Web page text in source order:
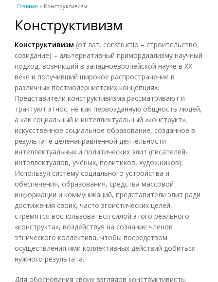
Вы здесь
Главная » Конструктивизм
Конструктивизм
Конструктивизм (от лат. constructio – строительство,
созидание) – альтернативный примордиализму научный
подход, возникший в западноевропейской науке в XX
веке и получивший широкое распространение в
различных постмодернистских концепциях.
Представители конструктивизма рассматривают и
трактуют этнос, не как первозданную общность людей,
а как социальный и интеллектуальный «конструкт»,
искусственное социальное образование, созданное в
результате целенаправленной деятельности
интеллектуальных и политических элит (писателей-
интеллектуалов, учёных, политиков, художников).
Используя систему социального устройства и
обеспечения, образования, средства массовой
информации и коммуникаций, представители элит ради
достижения своих, часто эгоистических целей,
стремятся воспользоваться силой этого реального
«конструкта», воздействуя на сознание членов
этнического коллектива, чтобы посредством
осуществления ими коллективных действий добиться
нужного результата.
Для обоснования своих взглядов конструктивисты